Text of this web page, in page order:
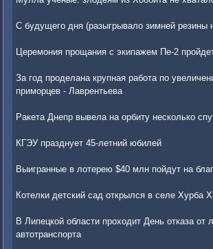
С будущего дня (разыгрывало зимней резины
Церемония прощания с экипажем Пе-2
За год проделана крупная работа по
приморцев - Лаврентьева
Ракета Днепр вывела на орбиту несколько
КГЭУ празднует 45-летний юбилей
Выигранные в лотерею $40 млн пойдут на
Котелки детский сад открылся в селе Хурба
В Липецкой области проходит День отказа от
автотранспорта